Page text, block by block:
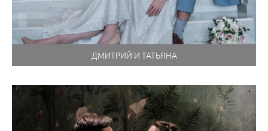
ДМИТРИЙ И ТАТЬЯНА